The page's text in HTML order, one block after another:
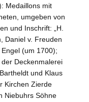
Medaillons mit
umgeben von
und Inschrift: „H.
Daniel v. Freuden
(um 1700);
Deckenmalerei
und Klaus
Kirchen Zierde
Niebuhrs Söhne